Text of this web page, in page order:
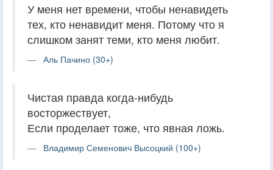
У меня нет времени, чтобы ненавидеть
тех, кто ненавидит меня. Потому что я
слишком занят теми, кто меня любит.
Аль Пачино (30+)
Чистая правда когда-нибудь
восторжествует,
Если проделает тоже, что явная ложь.
Владимир Семенович Высоцкий (100+)